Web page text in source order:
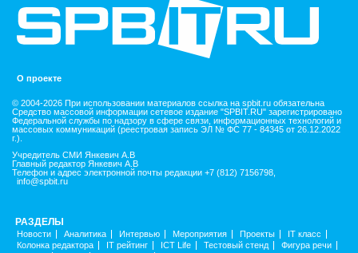
О проекте
© 2004-2026 При использовании материалов ссылка на spbit.ru обязательна
Средство массовой информации сетевое издание "SPBIT.RU" зарегистрировано
Федеральной службы по надзору в сфере связи, информационных технологий и
массовых коммуникаций (реестровая запись ЭЛ № ФС 77 - 84345 от 26.12.2022
г.).
Учредитель СМИ Янкевич А.В
Главный редактор Янкевич А.В
Телефон и адрес электронной почты редакции +7 (812) 7156798,
info@spbit.ru
РАЗДЕЛЫ
Новости Аналитика Интервью Мероприятия Проекты
IT класс
Колонка редактора
IT рейтинг ICT Life Тестовый стенд
Фигура речи